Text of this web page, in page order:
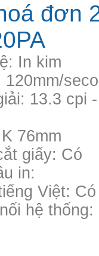
đơn
In kim
120mm/
13.3 cpi
76mm
giấy: Có
in:
Việt: Có
hệ thống: